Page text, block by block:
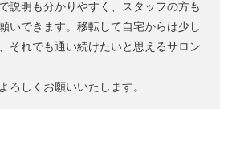
説明も分かりやすく、スタッフの方も
いできます。移転して自宅からは少し
それでも通い続けたいと思えるサロン
ろしくお願いいたします。